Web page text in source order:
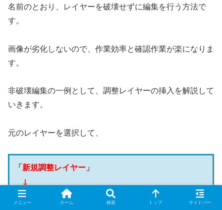
名前のとおり、レイヤーを破壊せずに編集を行う方法で
す。
画像が劣化しないので、作業効率と確認作業が楽になりま
す。
非破壊編集の一例として、調整レイヤーの挿入を解説して
いきます。
元のレイヤーを選択して、
「新規調整レイヤー」
↓
「色相・彩度」
メニュー ホーム 検索 トップ サイドバー